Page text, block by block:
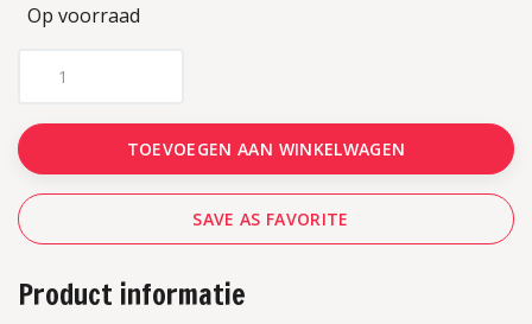
Op voorraad
TOEVOEGEN AAN WINKELWAGEN
SAVE AS FAVORITE
Product informatie